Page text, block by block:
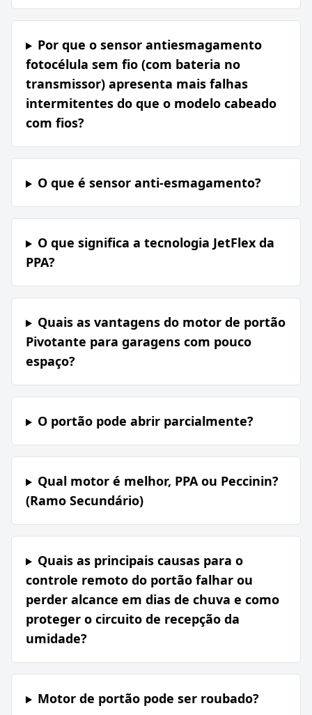
Por que o sensor antiesmagamento
fotocélula sem fio (com bateria no
transmissor) apresenta mais falhas
intermitentes do que o modelo cabeado
com fios?
O que é sensor anti-esmagamento?
O que significa a tecnologia JetFlex da
PPA?
Quais as vantagens do motor de portão
Pivotante para garagens com pouco
espaço?
O portão pode abrir parcialmente?
Qual motor é melhor, PPA ou Peccinin?
(Ramo Secundário)
Quais as principais causas para o
controle remoto do portão falhar ou
perder alcance em dias de chuva e como
proteger o circuito de recepção da
umidade?
Motor de portão pode ser roubado?